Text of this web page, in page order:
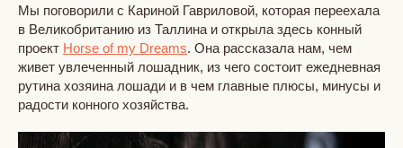
Мы поговорили с Кариной Гавриловой, которая переехала
в Великобританию из Таллина и открыла здесь конный
проект Horse of my Dreams. Она рассказала нам, чем
живет увлеченный лошадник, из чего состоит ежедневная
рутина хозяина лошади и в чем главные плюсы, минусы и
радости конного хозяйства.